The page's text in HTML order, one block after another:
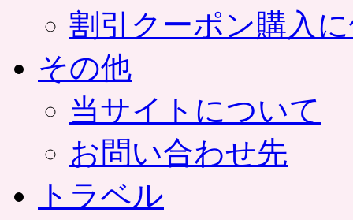
割引クーポン購入
その他
当サイトについて
お問い合わせ先
トラベル